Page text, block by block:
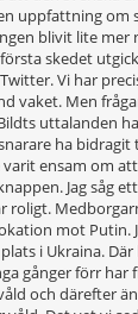
uppfattning om
blivit lite mer
skedet
Vi har
vaket. Men
uttalanden
ha
ensam om
Jag såg
roligt.
mot Putin.
i Ukraina.
gånger förr har
och därefter